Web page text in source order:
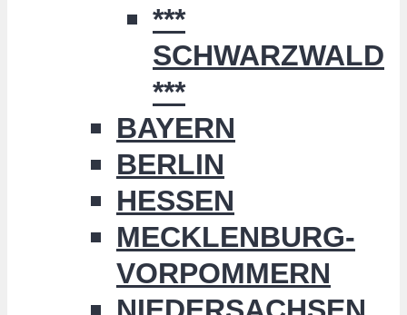
***
SCHWARZWALD
***
BAYERN
BERLIN
HESSEN
MECKLENBURG-
VORPOMMERN